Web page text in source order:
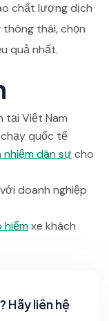
chất lượng dịch
thông thái, chọn
quả nhất.
tại Việt Nam
chạy quốc tế
dân sựcho
doanh nghiệp
hiểmxe khách
Hãy liên hệ